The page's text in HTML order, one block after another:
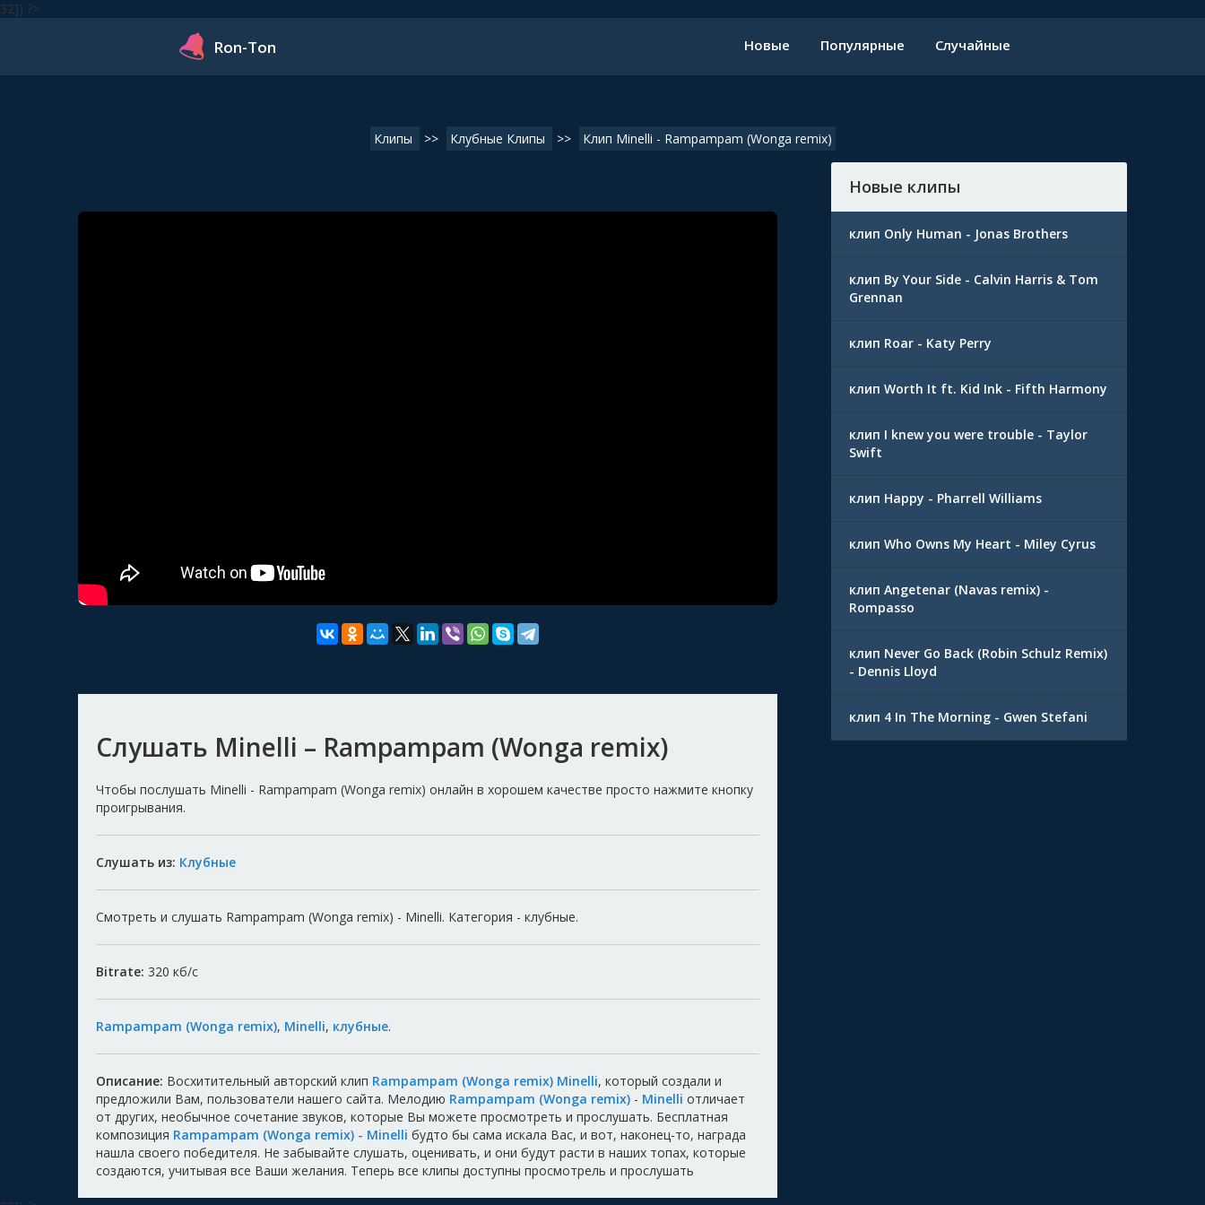
32]) ?>
Ron-Ton Новые Популярные Случайные
Клипы >> Клубные Клипы >> Клип Minelli - Rampampam (Wonga remix)
Слушать Minelli – Rampampam (Wonga remix)
Чтобы послушать Minelli - Rampampam (Wonga remix) онлайн в хорошем качестве просто нажмите кнопку
проигрывания.
Слушать из: Клубные
Смотреть и слушать Rampampam (Wonga remix) - Minelli. Категория - клубные.
Bitrate: 320 кб/с
Rampampam (Wonga remix), Minelli, клубные.
Описание: Восхитительный авторский клип Rampampam (Wonga remix) Minelli, который создали и
предложили Вам, пользователи нашего сайта. Мелодию Rampampam (Wonga remix) - Minelli отличает
от других, необычное сочетание звуков, которые Вы можете просмотреть и прослушать. Бесплатная
композиция Rampampam (Wonga remix) - Minelli будто бы сама искала Вас, и вот, наконец-то, награда
нашла своего победителя. Не забывайте слушать, оценивать, и они будут расти в наших топах, которые
создаются, учитывая все Ваши желания. Теперь все клипы доступны просмотрель и прослушать
Новые клипы
клип Only Human - Jonas Brothers
клип By Your Side - Calvin Harris & Tom
Grennan
клип Roar - Katy Perry
клип Worth It ft. Kid Ink - Fifth Harmony
клип I knew you were trouble - Taylor
Swift
клип Happy - Pharrell Williams
клип Who Owns My Heart - Miley Cyrus
клип Angetenar (Navas remix) -
Rompasso
клип Never Go Back (Robin Schulz Remix)
- Dennis Lloyd
клип 4 In The Morning - Gwen Stefani